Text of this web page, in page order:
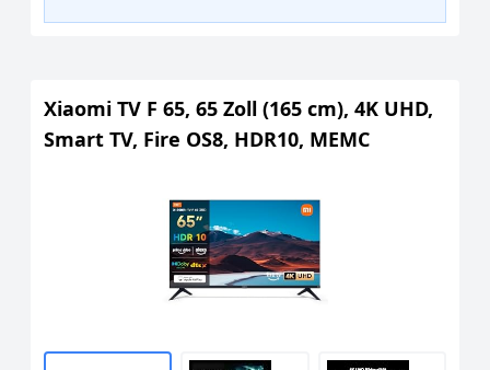
Xiaomi TV F 65, 65 Zoll (165 cm), 4K UHD,
Smart TV, Fire OS8, HDR10, MEMC